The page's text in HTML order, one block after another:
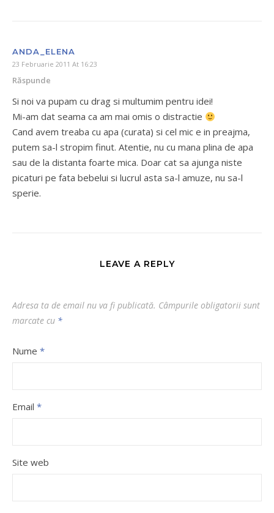
ANDA_ELENA
23 Februarie 2011 At 16:23
Răspunde
Si noi va pupam cu drag si multumim pentru idei!
Mi-am dat seama ca am mai omis o distractie
Cand avem treaba cu apa (curata) si cel mic e in preajma,
putem sa-l stropim finut. Atentie, nu cu mana plina de apa
sau de la distanta foarte mica. Doar cat sa ajunga niste
picaturi pe fata bebelui si lucrul asta sa-l amuze, nu sa-l
sperie.
LEAVE A REPLY
Adresa ta de email nu va fi publicată. Câmpurile obligatorii sunt
marcate cu *
Nume *
Email *
Site web